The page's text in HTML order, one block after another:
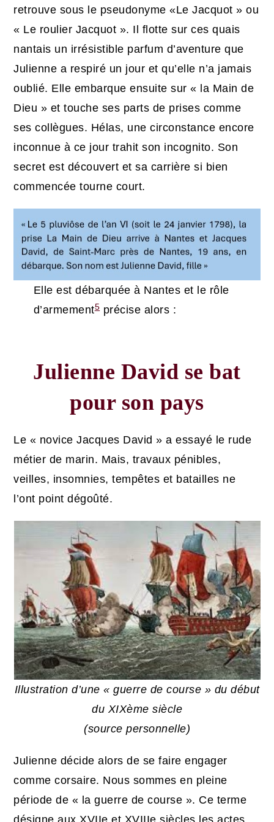
retrouve sous le pseudonyme «Le Jacquot » ou
« Le roulier Jacquot ». Il flotte sur ces quais
nantais un irrésistible parfum d’aventure que
Julienne a respiré un jour et qu’elle n’a jamais
oublié. Elle embarque ensuite sur « la Main de
Dieu » et touche ses parts de prises comme
ses collègues. Hélas, une circonstance encore
inconnue à ce jour trahit son incognito. Son
secret est découvert et sa carrière si bien
commencée tourne court.
Elle est débarquée à Nantes et le rôle
d’armement5précise alors :
Julienne David se bat
pour son pays
Le « novice Jacques David » a essayé le rude
métier de marin. Mais, travaux pénibles,
veilles, insomnies, tempêtes et batailles ne
l’ont point dégoûté.
Illustration d’une « guerre de course » du début
du XIXème siècle
(source personnelle)
Julienne décide alors de se faire engager
comme corsaire. Nous sommes en pleine
période de « la guerre de course ». Ce terme